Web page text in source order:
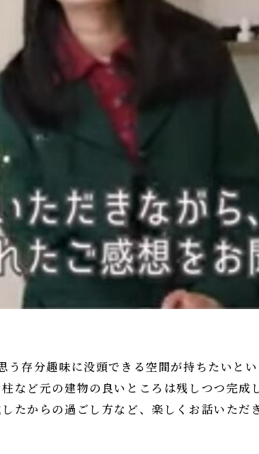
存分趣味に没頭できる空間が持ちたいと
など元の建物の良いところは残しつつ完成
たからの過ごし方など、楽しくお話いただ